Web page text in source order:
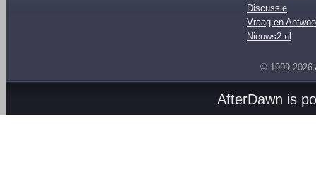
Discussie
Vraag en
Nieuws2.nl
© 1999-2026
AfterDawn is